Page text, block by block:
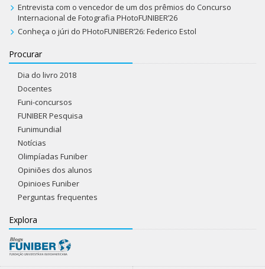
Entrevista com o vencedor de um dos prêmios do Concurso
Internacional de Fotografia PHotoFUNIBER’26
Conheça o júri do PHotoFUNIBER’26: Federico Estol
Procurar
Dia do livro 2018
Docentes
Funi-concursos
FUNIBER Pesquisa
Funimundial
Notícias
Olimpíadas Funiber
Opiniões dos alunos
Opinioes Funiber
Perguntas frequentes
Explora